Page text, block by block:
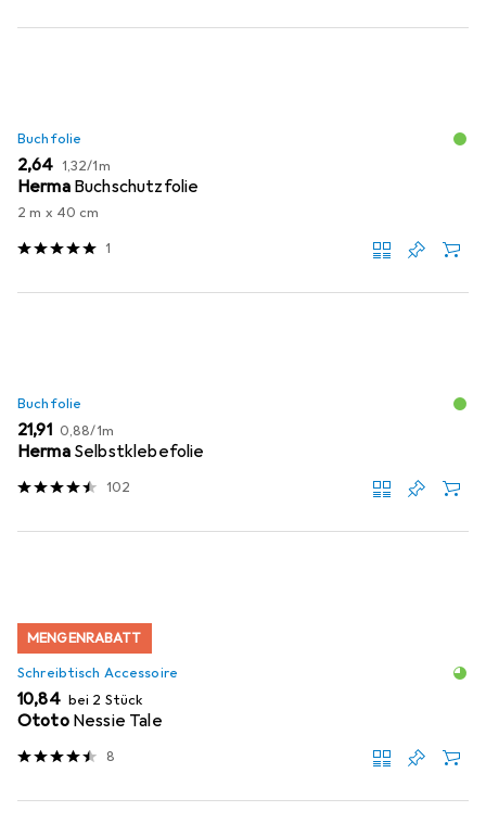
Buchfolie
EUR
2,64 EUR
1,32/1m
Herma Buchschutzfolie
2 m x 40 cm
1
Buchfolie
EUR
21,91 EUR
0,88/1m
Herma Selbstklebefolie
102
MENGENRABATT
Schreibtisch Accessoire
EUR
10,84 bei 2 Stück
Ototo Nessie Tale
8